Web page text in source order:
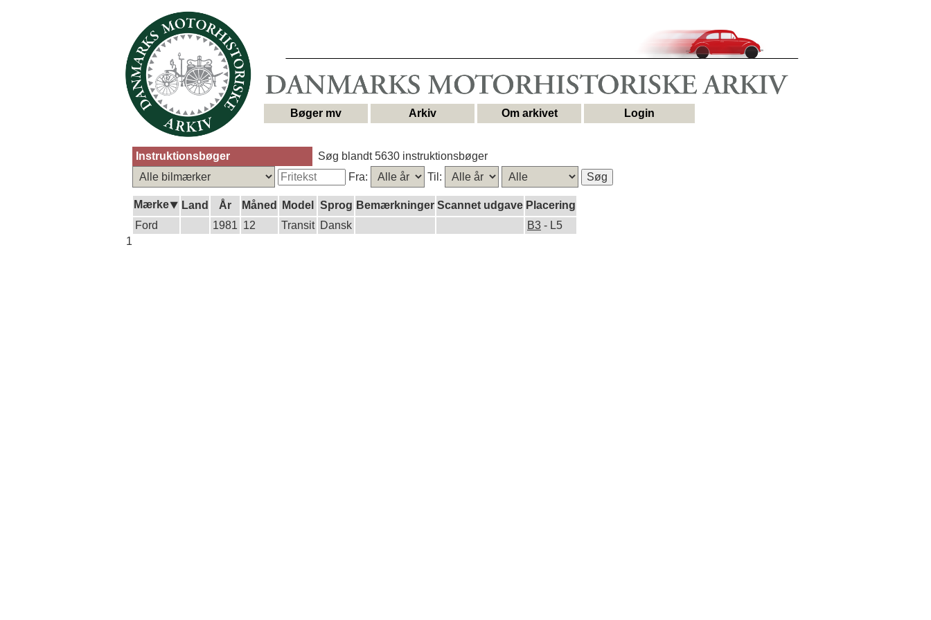
Bøger mv Arkiv Om arkivet Login
Instruktionsbøger
Søg blandt 5630 instruktionsbøger
Fra:
Til:
Mærke⯆ Land År Måned Model Sprog Bemærkninger Scannet udgave Placering
Ford
1981 12 Transit Dansk B3 - L5
1